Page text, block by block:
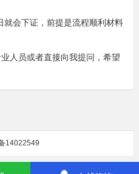
就会下证，前提是流程顺利材料
人员或者直接向我提问，希望
14022549